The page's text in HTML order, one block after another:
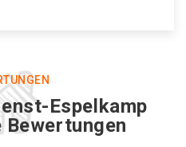
Espelkamp